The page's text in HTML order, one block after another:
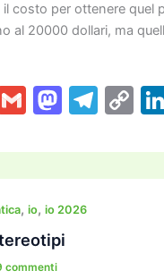
il costo per ottenere quel
al 20000 dollari, ma
G
ai
l
M
st
o
d
o
T
e
gr
C
p
y
, io, io 2026
commenti